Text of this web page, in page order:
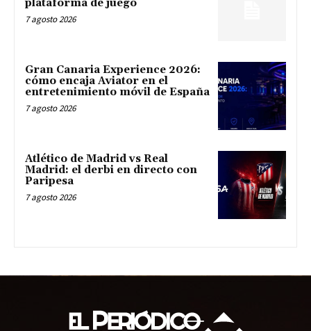
plataforma de juego
7 agosto 2026
Gran Canaria Experience 2026:
cómo encaja Aviator en el
entretenimiento móvil de España
7 agosto 2026
Atlético de Madrid vs Real
Madrid: el derbi en directo con
Paripesa
7 agosto 2026